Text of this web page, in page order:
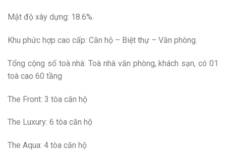
Mật độ xây dựng: 18.6%.
Khu phức hợp cao cấp: Căn hộ – Biệt thự – Văn phòng.
Tổng cộng số toà nhà: Toà nhà văn phòng, khách sạn, có 01
toà cao 60 tầng
The Front: 3 tòa căn hộ
The Luxury: 6 tòa căn hộ
The Aqua: 4 tòa căn hộ